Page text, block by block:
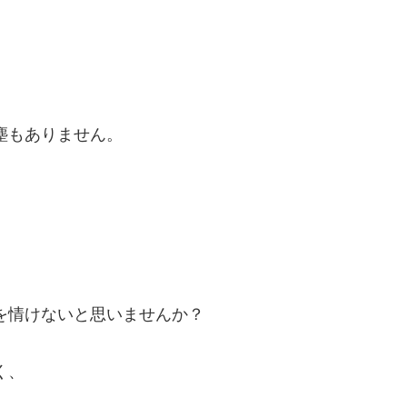
ありません。
けないと思いませんか？